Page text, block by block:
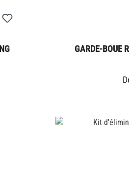
GARDE-BOUE